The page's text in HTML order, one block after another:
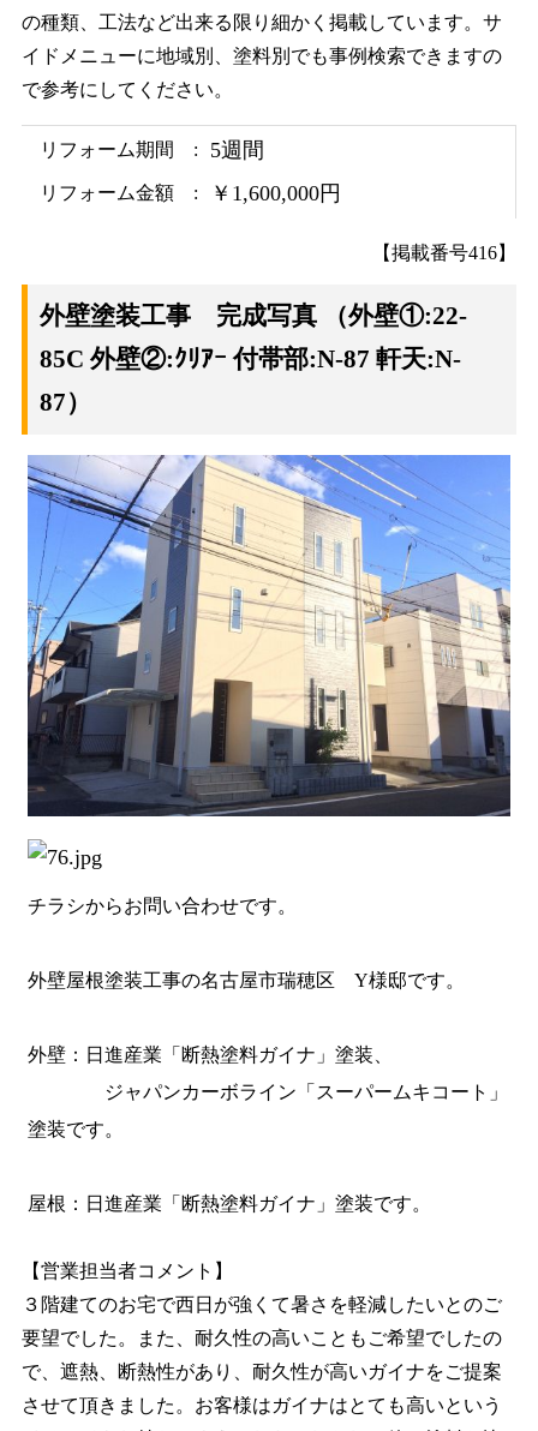
の種類、工法など出来る限り細かく掲載しています。サ
イドメニューに地域別、塗料別でも事例検索できますの
で参考にしてください。
リフォーム期間 5週間
リフォーム金額 ￥1,600,000円
【掲載番号416】
外壁塗装工事 完成写真 （外壁①:22-
85C 外壁②:ｸﾘｱｰ 付帯部:N-87 軒天:N-
87）
チラシからお問い合わせです。
外壁屋根塗装工事の名古屋市瑞穂区 Y様邸です。
外壁：日進産業「断熱塗料ガイナ」塗装、
ジャパンカーボライン「スーパームキコート」
塗装です。
屋根：日進産業「断熱塗料ガイナ」塗装です。
【営業担当者コメント】
３階建てのお宅で西日が強くて暑さを軽減したいとのご
要望でした。また、耐久性の高いこともご希望でしたの
で、遮熱、断熱性があり、耐久性が高いガイナをご提案
させて頂きました。お客様はガイナはとても高いという